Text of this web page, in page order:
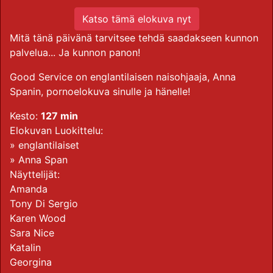
Kesto: 127 min
Elokuvan Luokittelu:
» englantilaiset
» Anna Span
Näyttelijät:
Amanda
Tony Di Sergio
Karen Wood
Sara Nice
Katalin
Georgina
Katso tämä elokuva nyt
Mitä tänä päivänä tarvitsee tehdä saadakseen kunnon
palvelua... Ja kunnon panon!
Good Service on englantilaisen naisohjaaja, Anna
Spanin, pornoelokuva sinulle ja hänelle!